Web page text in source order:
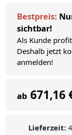
Bestpreis:
sichtbar!
Als Kunde
Deshalb jetzt
anmelden!
ab 671,16
Lieferzeit: